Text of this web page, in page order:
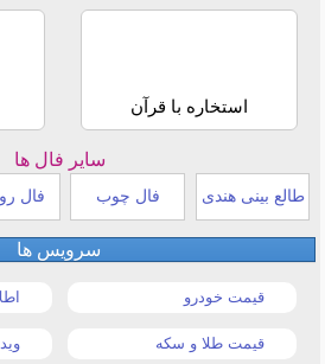
استخاره با قرآن
سایر فال ها
طالع بینی هندی فال چوب فال
سرویس ها
قیمت خودرو
قیمت طلا و سکه